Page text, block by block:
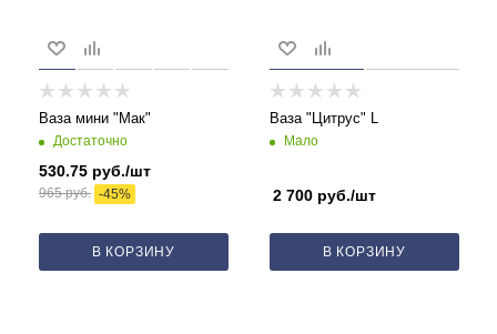
Ваза мини "Мак"
Достаточно
530.75 руб./шт
965руб. -45%
В КОРЗИНУ
Мало
2 700 руб./шт
В КОРЗИНУ